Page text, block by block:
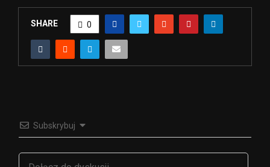
SHARE 0
Subskrybuj